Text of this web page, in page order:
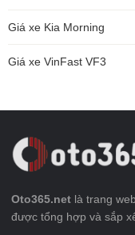
Giá xe Kia Morning
Giá xe VinFast VF3
Oto365.net là trang
được tổng hợp và sắp